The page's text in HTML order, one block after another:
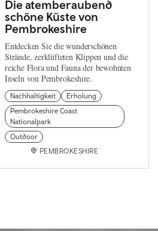
Die atemberaubend
schöne Küste von
Pembrokeshire
Entdecken Sie die wunderschönen
Strände, zerklüfteten Klippen und die
reiche Flora und Fauna der bewohnten
Inseln von Pembrokeshire.
Nachhaltigkeit
Erholung
Pembrokeshire Coast
Nationalpark
Outdoor
PEMBROKESHIRE